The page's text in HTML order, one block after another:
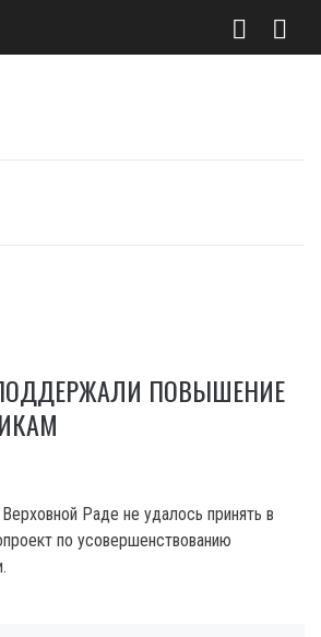
ПОВЫШЕНИЕ
Раде не удалось принять в
по усовершенствованию